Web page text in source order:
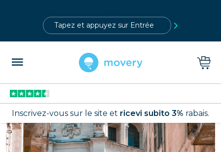
Inscrivez-vous sur le site et ricevi subito 3% rabais.